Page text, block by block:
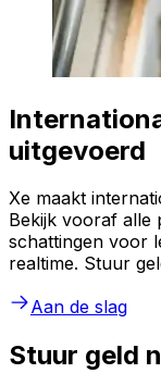
uitgevoerd
Xe maakt
Bekijk vooraf alle
schattingen voor
realtime. Stuur
Aan de slag
Stuur geld